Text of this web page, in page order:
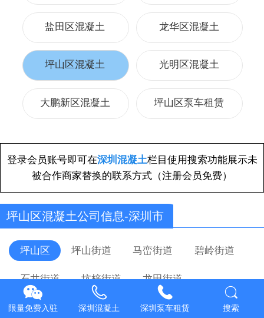
盐田区混凝土 龙华区混凝土
坪山区混凝土 光明区混凝土
大鹏新区混凝土 坪山区泵车租赁
登录会员账号即可在深圳混凝土栏目使用搜索功能展示未
被合作商家替换的联系方式（注册会员免费）
坪山区混凝土公司信息-深圳市
坪山区 坪山街道 马峦街道 碧岭街道
石井街道 坑梓街道 龙田街道
深圳市大工业区
限量免费入驻 深圳混凝土 深圳泵车租赁 搜索